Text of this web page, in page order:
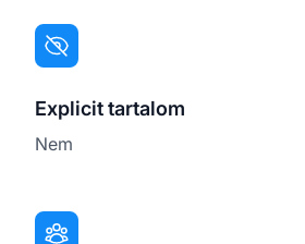
Explicit tartalom
Nem